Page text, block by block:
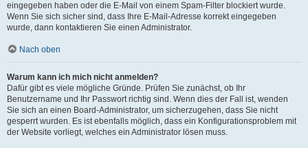
eingegeben haben oder die E-Mail von einem Spam-Filter blockiert wurde.
Wenn Sie sich sicher sind, dass Ihre E-Mail-Adresse korrekt eingegeben
wurde, dann kontaktieren Sie einen Administrator.
Nach oben
Warum kann ich mich nicht anmelden?
Dafür gibt es viele mögliche Gründe. Prüfen Sie zunächst, ob Ihr
Benutzername und Ihr Passwort richtig sind. Wenn dies der Fall ist, wenden
Sie sich an einen Board-Administrator, um sicherzugehen, dass Sie nicht
gesperrt wurden. Es ist ebenfalls möglich, dass ein Konfigurationsproblem mit
der Website vorliegt, welches ein Administrator lösen muss.